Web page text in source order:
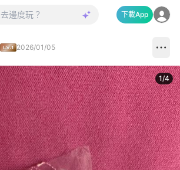
下載App
2026/01/05
1/4